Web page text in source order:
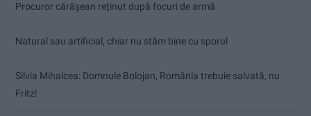
Procuror cărășean reținut după focuri de armă
Natural sau artificial, chiar nu stăm bine cu sporul
Silvia Mihalcea: Domnule Bolojan, România trebuie salvată, nu
Fritz!